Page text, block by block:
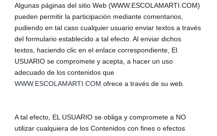
Algunas páginas del sitio Web (WWW.ESCOLAMARTI.COM)
pueden permitir la participación mediante comentarios,
pudiendo en tal caso cualquier usuario enviar textos a través
del formulario establecido a tal efecto. Al enviar dichos
textos, haciendo clic en el enlace correspondiente, El
USUARIO se compromete y acepta, a hacer un uso
adecuado de los contenidos que
WWW.ESCOLAMARTI.COM ofrece a través de su web.
A tal efecto, EL USUARIO se obliga y compromete a NO
utilizar cualquiera de los Contenidos con fines o efectos